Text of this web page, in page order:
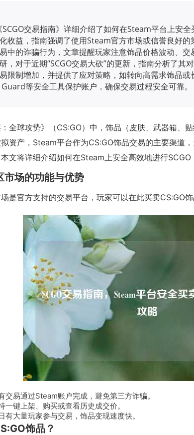
交易指南》详细介绍了如何在Steam平台上安全
收益，指南强调了使用Steam官方市场或信誉良好
中的诈骗行为，文章提醒玩家注意饰品价格波动、
，对于近期“SCGO交易大砍”的更新，指南分析了其
限制增加，并提供了应对策略，如转向高需求饰品
等安全工具保护账户，确保交易过程安全可靠。
全球攻势》（CS:GO）中，饰品（皮肤、武器箱、
资产，Steam平台作为CS:GO饰品交易的主要渠道
文将详细介绍如何在Steam上安全高效地进行SCGO
市场的功能与优势
是官方支持的交易平台，玩家可以在此买卖CS:GO饰
交易通过Steam账户完成，避免第三方诈骗。
一键上架、购买或查看历史成交价。
有大量玩家参与交易，饰品变现速度快。
饰品？